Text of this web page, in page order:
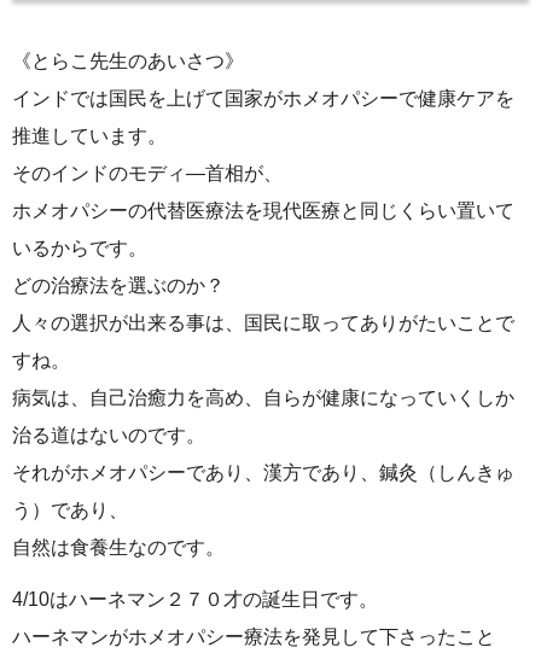
《とらこ先生のあいさつ》
インドでは国民を上げて国家がホメオパシーで健康ケアを
推進しています。
そのインドのモディ―首相が、
ホメオパシーの代替医療法を現代医療と同じくらい置いて
いるからです。
どの治療法を選ぶのか？
人々の選択が出来る事は、国民に取ってありがたいことで
すね。
病気は、自己治癒力を高め、自らが健康になっていくしか
治る道はないのです。
それがホメオパシーであり、漢方であり、鍼灸（しんきゅ
う）であり、
自然は食養生なのです。
4/10はハーネマン２７０才の誕生日です。
ハーネマンがホメオパシー療法を発見して下さったこと